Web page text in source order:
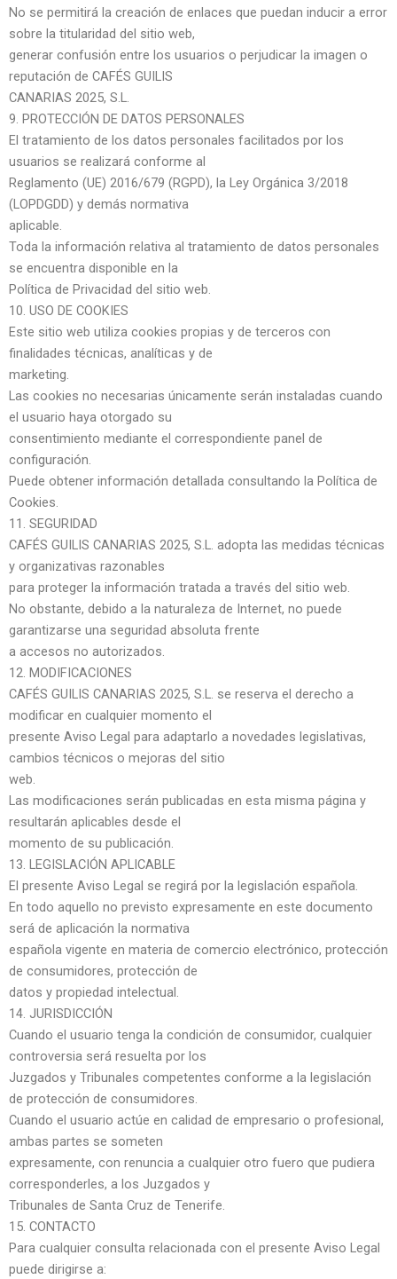
No se permitirá la creación de enlaces que puedan inducir a error
sobre la titularidad del sitio web,
generar confusión entre los usuarios o perjudicar la imagen o
reputación de CAFÉS GUILIS
CANARIAS 2025, S.L.
9. PROTECCIÓN DE DATOS PERSONALES
El tratamiento de los datos personales facilitados por los
usuarios se realizará conforme al
Reglamento (UE) 2016/679 (RGPD), la Ley Orgánica 3/2018
(LOPDGDD) y demás normativa
aplicable.
Toda la información relativa al tratamiento de datos personales
se encuentra disponible en la
Política de Privacidad del sitio web.
10. USO DE COOKIES
Este sitio web utiliza cookies propias y de terceros con
finalidades técnicas, analíticas y de
marketing.
Las cookies no necesarias únicamente serán instaladas cuando
el usuario haya otorgado su
consentimiento mediante el correspondiente panel de
configuración.
Puede obtener información detallada consultando la Política de
Cookies.
11. SEGURIDAD
CAFÉS GUILIS CANARIAS 2025, S.L. adopta las medidas técnicas
y organizativas razonables
para proteger la información tratada a través del sitio web.
No obstante, debido a la naturaleza de Internet, no puede
garantizarse una seguridad absoluta frente
a accesos no autorizados.
12. MODIFICACIONES
CAFÉS GUILIS CANARIAS 2025, S.L. se reserva el derecho a
modificar en cualquier momento el
presente Aviso Legal para adaptarlo a novedades legislativas,
cambios técnicos o mejoras del sitio
web.
Las modificaciones serán publicadas en esta misma página y
resultarán aplicables desde el
momento de su publicación.
13. LEGISLACIÓN APLICABLE
El presente Aviso Legal se regirá por la legislación española.
En todo aquello no previsto expresamente en este documento
será de aplicación la normativa
española vigente en materia de comercio electrónico, protección
de consumidores, protección de
datos y propiedad intelectual.
14. JURISDICCIÓN
Cuando el usuario tenga la condición de consumidor, cualquier
controversia será resuelta por los
Juzgados y Tribunales competentes conforme a la legislación
de protección de consumidores.
Cuando el usuario actúe en calidad de empresario o profesional,
ambas partes se someten
expresamente, con renuncia a cualquier otro fuero que pudiera
corresponderles, a los Juzgados y
Tribunales de Santa Cruz de Tenerife.
15. CONTACTO
Para cualquier consulta relacionada con el presente Aviso Legal
puede dirigirse a: